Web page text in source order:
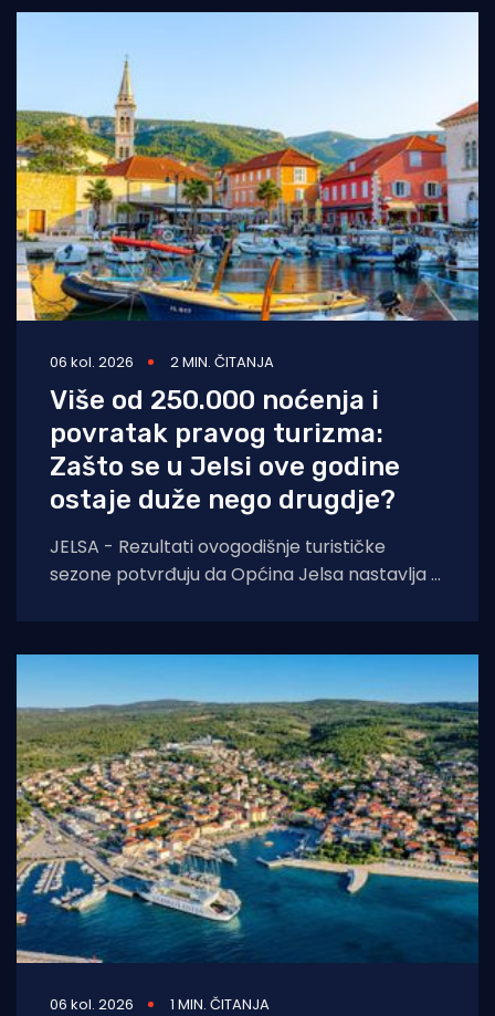
06 kol. 2026 2 MIN. ČITANJA
Više od 250.000 noćenja i
povratak pravog turizma:
Zašto se u Jelsi ove godine
ostaje duže nego drugdje?
JELSA - Rezultati ovogodišnje turističke
sezone potvrđuju da Općina Jelsa nastavlja u
06 kol. 2026 1 MIN. ČITANJA